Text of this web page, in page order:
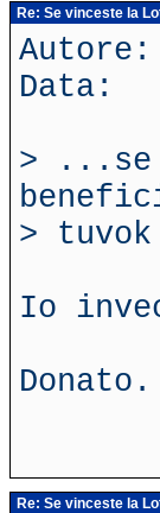
Re: Se vinceste la
Autore:
Data:
>
>
Io
Donato.
Re: Se vinceste la